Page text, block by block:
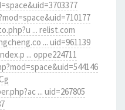
... relist.com
... uid=961139
... oppe224711
... uid=267805